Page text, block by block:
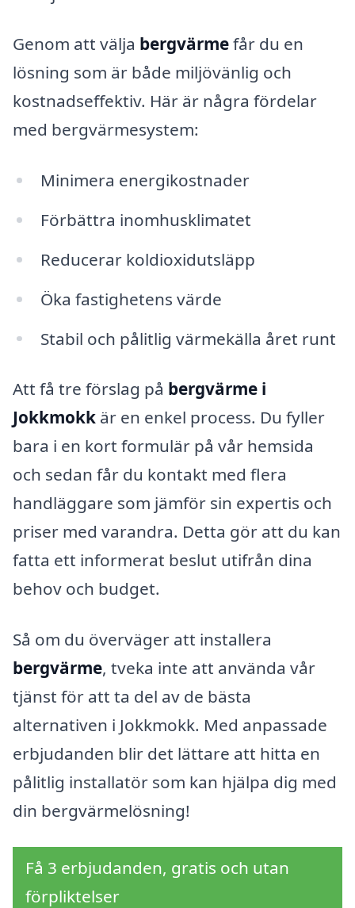
Genom att välja bergvärmefår du en
lösning som är både miljövänlig och
kostnadseffektiv. Här är några fördelar
med bergvärmesystem:
Minimera energikostnader
Förbättra inomhusklimatet
Reducerar koldioxidutsläpp
Öka fastighetens värde
Stabil och pålitlig värmekälla året runt
Att få tre förslag på bergvärme i
Jokkmokk är en enkel process. Du fyller
bara i en kort formulär på vår hemsida
och sedan får du kontakt med flera
handläggare som jämför sin expertis och
priser med varandra. Detta gör att du kan
fatta ett informerat beslut utifrån dina
behov och budget.
Så om du överväger att installera
bergvärme, tveka inte att använda vår
tjänst för att ta del av de bästa
alternativen i Jokkmokk. Med anpassade
erbjudanden blir det lättare att hitta en
pålitlig installatör som kan hjälpa dig med
din bergvärmelösning!
Få 3 erbjudanden, gratis och utan
förpliktelser